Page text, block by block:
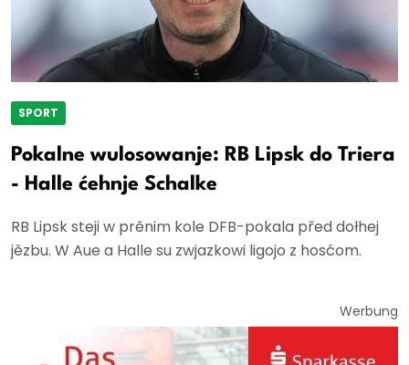
SPORT
Pokalne wulosowanje: RB Lipsk do Triera
- Halle ćehnje Schalke
RB Lipsk steji w prěnim kole DFB-pokala před dołhej
jězbu. W Aue a Halle su zwjazkowi ligojo z hosćom.
Werbung